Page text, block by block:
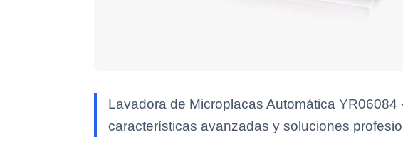
Lavadora de Microplacas Automática
características avanzadas y soluciones